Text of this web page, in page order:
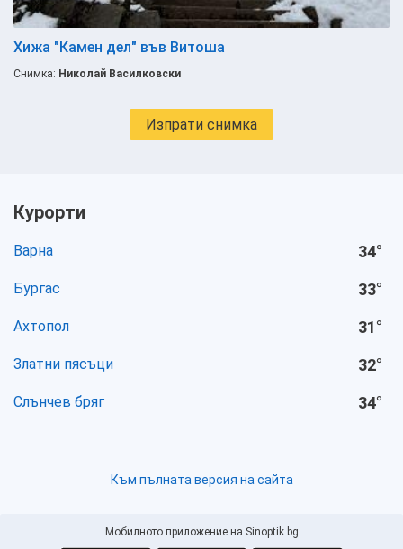
Хижа "Камен дел" във Витоша
Снимка: Николай Василковски
Изпрати снимка
Курорти
Варна 34°
Бургас 33°
Ахтопол 31°
Златни пясъци 32°
Слънчев бряг 34°
Към пълната версия на сайта
Мобилното приложение на Sinoptik.bg